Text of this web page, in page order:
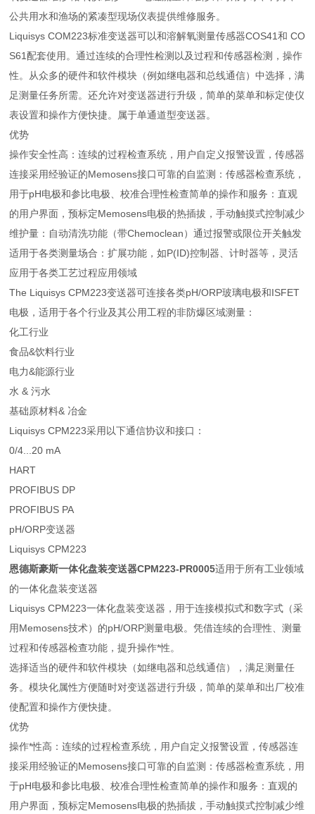
公共用水和渔场的紧凑型现场仪表提供维修服务。
Liquisys COM223标准变送器可以和溶解氧测量传感器COS41和 CO
S61配套使用。通过连续的合理性检测以及过程和传感器检测，操作
性。从众多的硬件和软件模块（例如继电器和总线通信）中选择，满
足测量任务所需。还允许对变送器进行升级，简单的菜单和标定使仪
表设置和操作方便快捷。属于单通道型变送器。
优势
操作安全性高：连续的过程检查系统，用户自定义报警设置，传感器
连接采用经验证的Memosens接口可靠的自监测：传感器检查系统，
用于pH电极和参比电极、校准合理性检查简单的操作和服务：直观
的用户界面，预标定Memosens电极的热插拔，手动触摸式控制减少
维护量：自动清洗功能（带Chemoclean）通过报警或限位开关触发
适用于各类测量场合：扩展功能，如P(ID)控制器、计时器等，灵活
应用于各类工艺过程应用领域
The Liquisys CPM223变送器可连接各类pH/ORP玻璃电极和ISFET
电极，适用于各个行业及其公用工程的非防爆区域测量：
化工行业
食品&饮料行业
电力&能源行业
水 & 污水
基础原材料& 冶金
Liquisys CPM223采用以下通信协议和接口：
0/4...20 mA
HART
PROFIBUS DP
PROFIBUS PA
pH/ORP变送器
Liquisys CPM223
恩德斯豪斯一体化盘装变送器CPM223-PR0005适用于所有工业领域
的一体化盘装变送器
Liquisys CPM223一体化盘装变送器，用于连接模拟式和数字式（采
用Memosens技术）的pH/ORP测量电极。凭借连续的合理性、测量
过程和传感器检查功能，提升操作*性。
选择适当的硬件和软件模块（如继电器和总线通信），满足测量任
务。模块化属性方便随时对变送器进行升级，简单的菜单和出厂校准
使配置和操作方便快捷。
优势
操作*性高：连续的过程检查系统，用户自定义报警设置，传感器连
接采用经验证的Memosens接口可靠的自监测：传感器检查系统，用
于pH电极和参比电极、校准合理性检查简单的操作和服务：直观的
用户界面，预标定Memosens电极的热插拔，手动触摸式控制减少维